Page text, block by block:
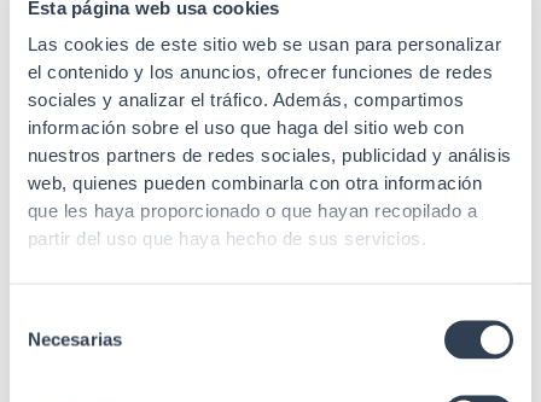
Esta página web usa cookies
Las cookies de este sitio web se usan para personalizar
el contenido y los anuncios, ofrecer funciones de redes
sociales y analizar el tráfico. Además, compartimos
información sobre el uso que haga del sitio web con
nuestros partners de redes sociales, publicidad y análisis
web, quienes pueden combinarla con otra información
que les haya proporcionado o que hayan recopilado a
partir del uso que haya hecho de sus servicios.
Necesarias
SKU: 35GTASCD
Adaptador fibra óptica
Adaptador F.O. hembra-
hembra Multimodo SC
SKU: 35GTASC
Adaptador fibra óptica
Adaptador F.O. hembra-
hembra Multimodo SC